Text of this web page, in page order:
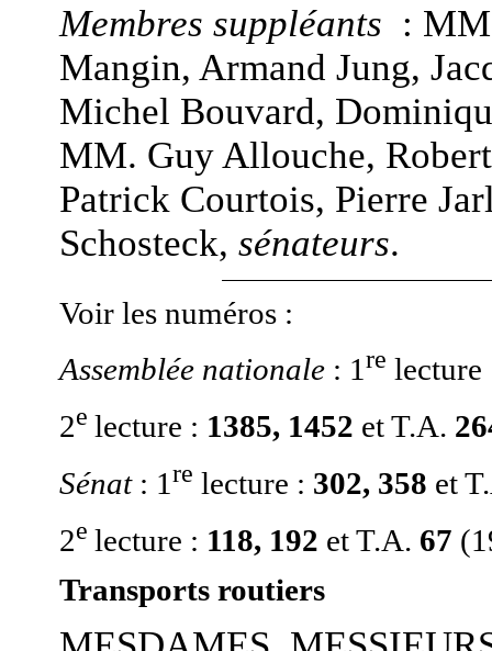
Membres suppléants :
Mangin, Armand Jung,
Michel Bouvard,
MM. Guy Allouche,
Patrick Courtois, Pierre
Schosteck, sénateurs.
Voir les numéros :
Assemblée nationale : 1re
2e lecture : 1385, 1452 et T.A.
Sénat : 1 re lecture : 302, 358 et
2e lecture : 118, 192 et T.A. 67
Transports routiers